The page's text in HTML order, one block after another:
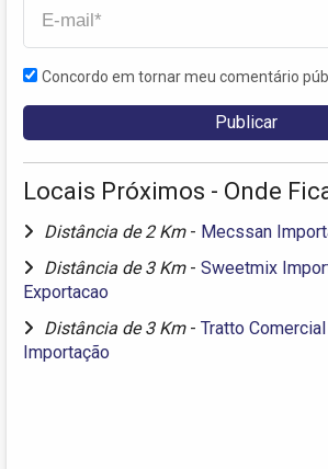
Concordo em tornar meu comentário
Locais Próximos - Onde
Distância de 2 Km - Mecssan
Distância de 3 Km - Sweetmix
Exportacao
Distância de 3 Km - Tratto
Importação